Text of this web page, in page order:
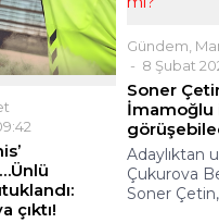
çıktı!
Gündem,
8 Şubat
Soner
İmamoğlu
Adaylıktan
Çukurova
Soner